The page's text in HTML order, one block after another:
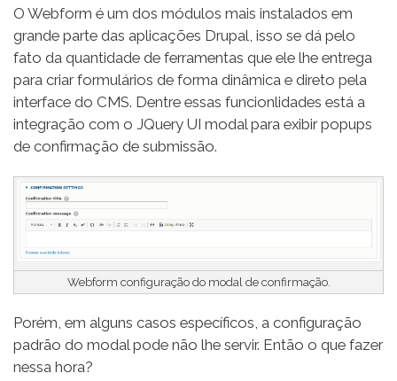
O Webform é um dos módulos mais instalados em
grande parte das aplicações Drupal, isso se dá pelo
fato da quantidade de ferramentas que ele lhe entrega
para criar formulários de forma dinâmica e direto pela
interface do CMS. Dentre essas funcionlidades está a
integração com o JQuery UI modal para exibir popups
de confirmação de submissão.
Image
Webform configuração do modal de confirmação.
Porém, em alguns casos específicos, a configuração
padrão do modal pode não lhe servir. Então o que fazer
nessa hora?